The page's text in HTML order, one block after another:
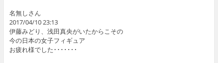
名無しさん
2017/04/10 23:13
伊藤みどり、浅田真央がいたからこその
今の日本の女子フィギュア
お疲れ様でした･･･････